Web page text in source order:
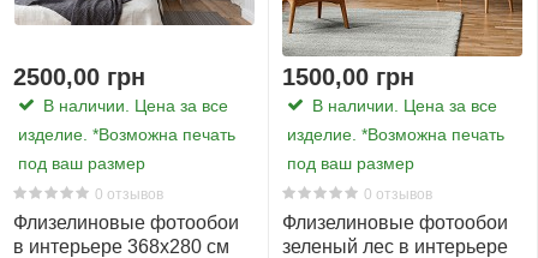
2500,00 грн
В наличии. Цена за все
изделие. *Возможна печать
под ваш размер
0 отзывов
Флизелиновые фотообои
в интерьере 368x280 см
1500,00 грн
В наличии. Цена за все
изделие. *Возможна печать
под ваш размер
0 отзывов
Флизелиновые фотообои
зеленый лес в интерьере